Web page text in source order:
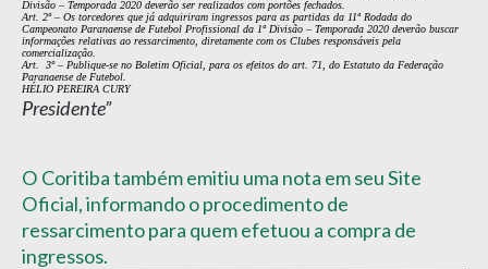
Divisão – Temporada 2020 deverão ser realizados com portões fechados.
Art. 2º – Os torcedores que já adquiriram ingressos para as partidas da 11ª Rodada do
Campeonato Paranaense de Futebol Profissional da 1ª Divisão – Temporada 2020 deverão buscar
informações relativas ao ressarcimento, diretamente com os Clubes responsáveis pela
comercialização.
Art. 3º – Publique-se no Boletim Oficial, para os efeitos do art. 71, do Estatuto da Federação
Paranaense de Futebol.
HÉLIO PEREIRA CURY
Presidente”
O Coritiba também emitiu uma nota em seu Site
Oficial, informando o procedimento de
ressarcimento para quem efetuou a compra de
ingressos.